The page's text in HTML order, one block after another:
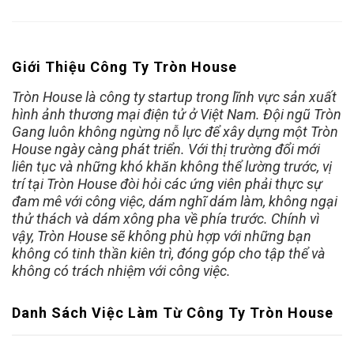
Giới Thiệu Công Ty Tròn House
Tròn House là công ty startup trong lĩnh vực sản xuất
hình ảnh thương mại điện tử ở Việt Nam. Đội ngũ Tròn
Gang luôn không ngừng nỗ lực để xây dựng một Tròn
House ngày càng phát triển. Với thị trường đổi mới
liên tục và những khó khăn không thể lường trước, vị
trí tại Tròn House đòi hỏi các ứng viên phải thực sự
đam mê với công việc, dám nghĩ dám làm, không ngại
thử thách và dám xông pha về phía trước. Chính vì
vậy, Tròn House sẽ không phù hợp với những bạn
không có tinh thần kiên trì, đóng góp cho tập thể và
không có trách nhiệm với công việc.
Danh Sách Việc Làm Từ Công Ty Tròn House